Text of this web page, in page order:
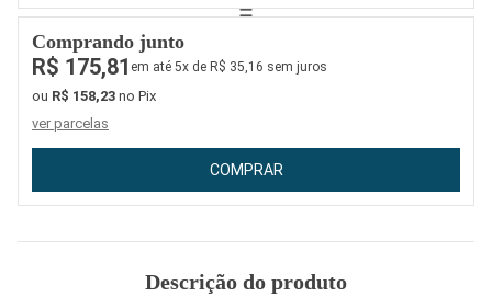
Comprando junto
R$ 175,81 em até 5x de R$ 35,16 sem juros
ou R$ 158,23 no Pix
ver parcelas
COMPRAR
Descrição do produto